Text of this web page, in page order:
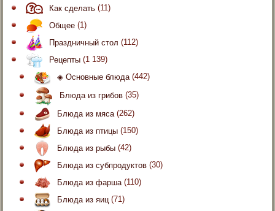
Как сделать (11)
Общее (1)
Праздничный стол (112)
Рецепты (1 139)
◈ Основные блюда (442)
Блюда из грибов (35)
Блюда из мяса (262)
Блюда из птицы (150)
Блюда из рыбы (42)
Блюда из субпродуктов (30)
Блюда из фарша (110)
Блюда из яиц (71)